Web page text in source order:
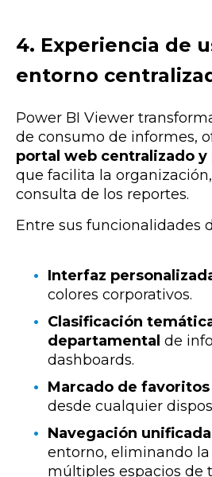
4. Experiencia de
entorno
Power BI Viewer
de consumo de informes,
portal web centralizado y
que facilita la
consulta de los reportes.
Entre sus funcionalidades
Interfaz
colores corporativos.
Clasificación
departamental de
dashboards.
Marcado de favoritos
desde cualquier
Navegación unificada
entorno, eliminando
múltiples espacios de